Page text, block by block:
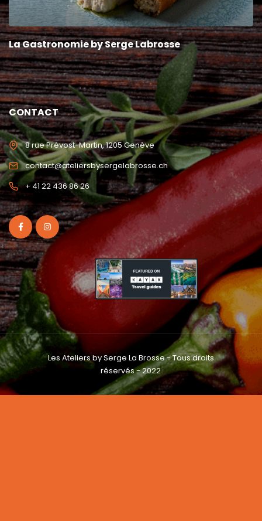
La Gastronomie by Serge Labrosse
CONTACT
8 rue Prévost-Martin, 1205 Genève
contact@ateliersbysergelabrosse.ch
+ 41 22 436 86 26
Les Ateliers by Serge La Brosse - Tous droits
réservés - 2022